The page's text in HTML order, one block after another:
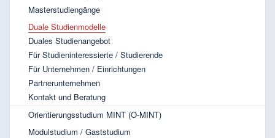
Masterstudiengänge
Duale Studienmodelle
Duales Studienangebot
Für Studieninteressierte / Studierende
Für Unternehmen / Einrichtungen
Partnerunternehmen
Kontakt und Beratung
Orientierungsstudium MINT (O-MINT)
Modulstudium / Gaststudium